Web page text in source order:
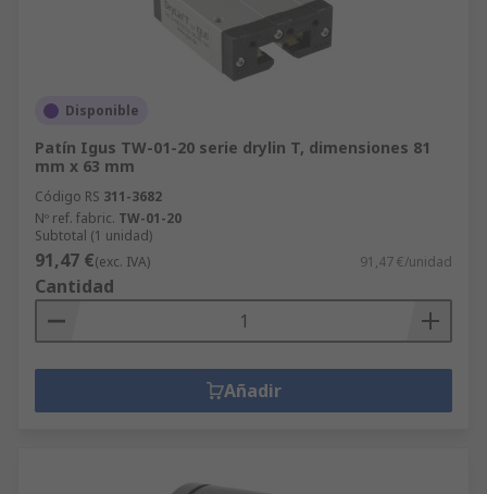
Disponible
Patín Igus TW-01-20 serie drylin T, dimensiones 81
mm x 63 mm
Código RS 311-3682
Nº ref. fabric. TW-01-20
Subtotal (1 unidad)
91,47 €(exc. IVA) 91,47 €/unidad
Cantidad
Añadir